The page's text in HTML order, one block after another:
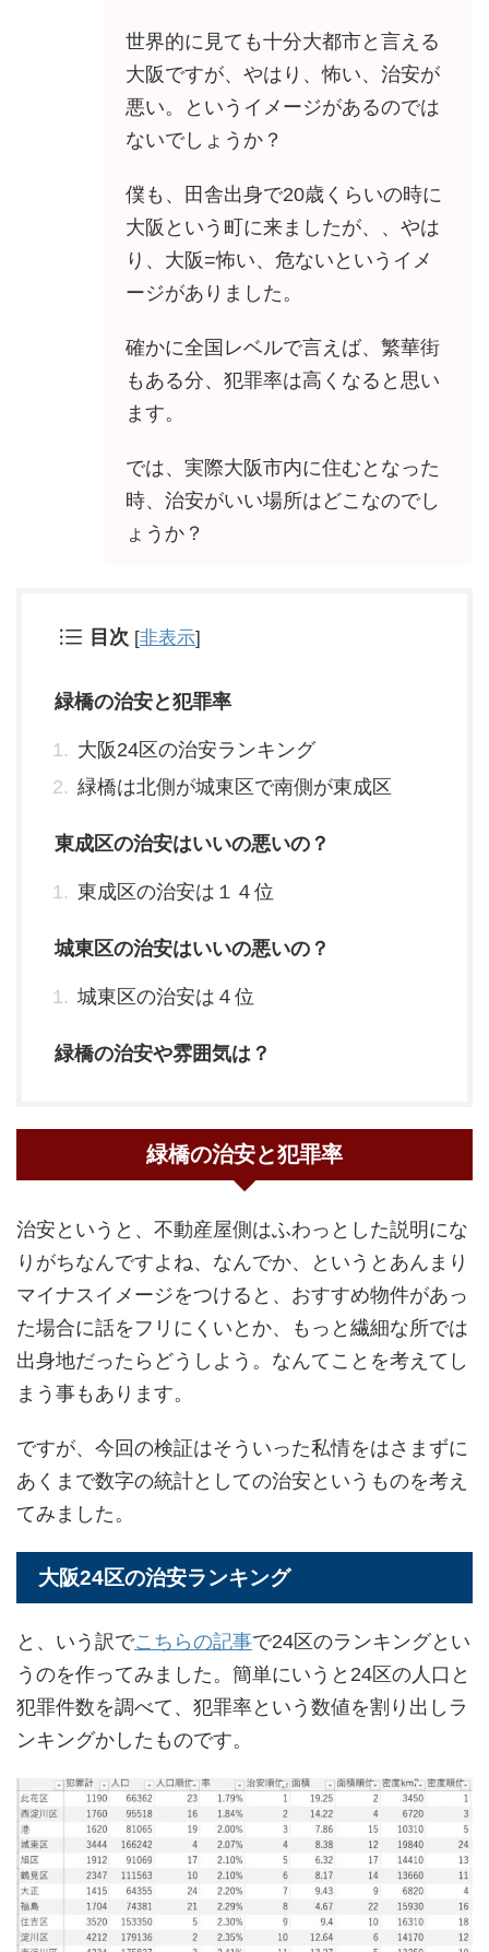
世界的に見ても十分大都市と言える
大阪ですが、やはり、怖い、治安が
悪い。というイメージがあるのでは
ないでしょうか？
僕も、田舎出身で20歳くらいの時に
大阪という町に来ましたが、、やは
り、大阪=怖い、危ないというイメ
ージがありました。
確かに全国レベルで言えば、繁華街
もある分、犯罪率は高くなると思い
ます。
では、実際大阪市内に住むとなった
時、治安がいい場所はどこなのでし
ょうか？
目次 [非表示]
緑橋の治安と犯罪率
大阪24区の治安ランキング
緑橋は北側が城東区で南側が東成区
東成区の治安はいいの悪いの？
東成区の治安は１４位
城東区の治安はいいの悪いの？
城東区の治安は４位
緑橋の治安や雰囲気は？
緑橋の治安と犯罪率
治安というと、不動産屋側はふわっとした説明にな
りがちなんですよね、なんでか、というとあんまり
マイナスイメージをつけると、おすすめ物件があっ
た場合に話をフリにくいとか、もっと繊細な所では
出身地だったらどうしよう。なんてことを考えてし
まう事もあります。
ですが、今回の検証はそういった私情をはさまずに
あくまで数字の統計としての治安というものを考え
てみました。
大阪24区の治安ランキング
と、いう訳でこちらの記事で24区のランキングとい
うのを作ってみました。簡単にいうと24区の人口と
犯罪件数を調べて、犯罪率という数値を割り出しラ
ンキングかしたものです。